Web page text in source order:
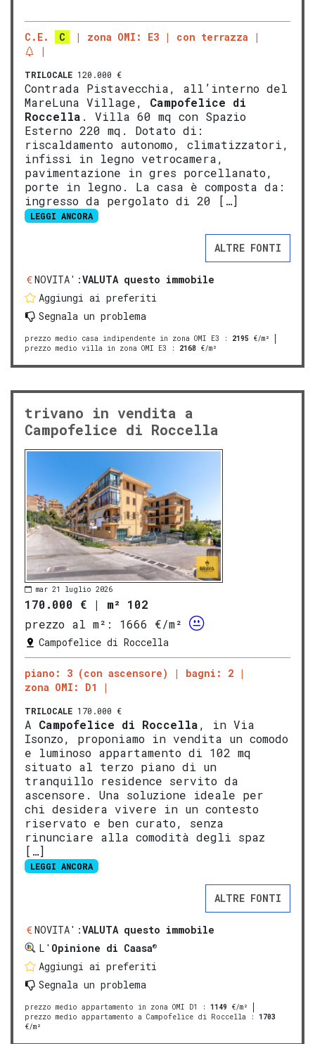
C.E. C zona OMI: E3 con terrazza
TRILOCALE 120.000 €
Contrada Pistavecchia, all’interno del
MareLuna Village, Campofelice di
Roccella . Villa 60 mq con Spazio
Esterno 220 mq. Dotato di:
riscaldamento autonomo, climatizzatori,
infissi in legno vetrocamera,
pavimentazione in gres porcellanato,
porte in legno. La casa è composta da:
ingresso da pergolato di 20 […]
LEGGI ANCORA
ALTRE FONTI
NOVITA':VALUTA questo immobile
Aggiungi ai preferiti
Segnala un problema
prezzo medio casa indipendente in zona OMI E3 : 2195 €/m²
prezzo medio villa in zona OMI E3 : 2168 €/m²
trivano in vendita a
Campofelice di Roccella
mar 21 luglio 2026
170.000 € | m² 102
prezzo al m²:
1666 €/m²
Campofelice di Roccella
piano: 3 (con ascensore)
bagni: 2
zona OMI: D1
TRILOCALE 170.000 €
A Campofelice di Roccella, in Via
Isonzo, proponiamo in vendita un comodo
e luminoso appartamento di 102 mq
situato al terzo piano di un
tranquillo residence servito da
ascensore. Una soluzione ideale per
chi desidera vivere in un contesto
riservato e ben curato, senza
rinunciare alla comodità degli spaz
[…]
LEGGI ANCORA
ALTRE FONTI
NOVITA':VALUTA questo immobile
L' Opinione di Caasa®
Aggiungi ai preferiti
Segnala un problema
prezzo medio appartamento in zona OMI D1 : 1149 €/m²
prezzo medio appartamento a Campofelice di Roccella : 1703
€/m²